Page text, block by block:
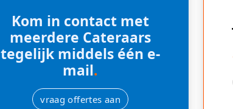
Kom in contact met
meerdere Cateraars
tegelijk middels één e-
mail.
vraag offertes aan